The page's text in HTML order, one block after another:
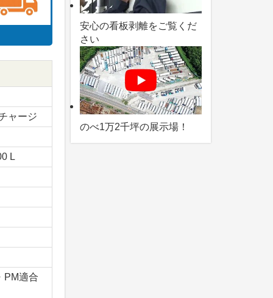
ャージ
L
PM適合
安心の看板剥離をご覧くだ
さい
のべ1万2千坪の展示場！